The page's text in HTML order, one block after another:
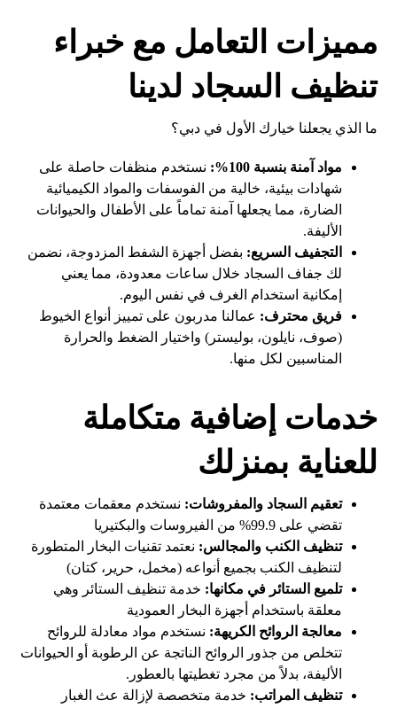
مميزات التعامل مع خبراء
تنظيف السجاد لدينا
ما الذي يجعلنا خيارك الأول في دبي؟
مواد آمنة بنسبة 100%:
نستخدم منظفات حاصلة على
شهادات بيئية، خالية من الفوسفات والمواد الكيميائية
الضارة، مما يجعلها آمنة تماماً على الأطفال والحيوانات
الأليفة.
التجفيف السريع: بفضل أجهزة الشفط المزدوجة، نضمن
لك جفاف السجاد خلال ساعات معدودة، مما يعني
إمكانية استخدام الغرف في نفس اليوم.
فريق محترف: عمالنا مدربون على تمييز أنواع الخيوط
(صوف، نايلون، بوليستر) واختيار الضغط والحرارة
المناسبين لكل منها.
خدمات إضافية متكاملة
للعناية بمنزلك
تعقيم السجاد والمفروشات: نستخدم معقمات معتمدة
تقضي على 99.9% من الفيروسات والبكتيريا
تنظيف الكنب والمجالس: نعتمد تقنيات البخار المتطورة
لتنظيف الكنب بجميع أنواعه (مخمل، حرير، كتان)
تلميع الستائر في مكانها: خدمة تنظيف الستائر وهي
معلقة باستخدام أجهزة البخار العمودية
معالجة الروائح الكريهة: نستخدم مواد معادلة للروائح
تتخلص من جذور الروائح الناتجة عن الرطوبة أو الحيوانات
الأليفة، بدلاً من مجرد تغطيتها بالعطور.
تنظيف المراتب: خدمة متخصصة لإزالة عث الغبار